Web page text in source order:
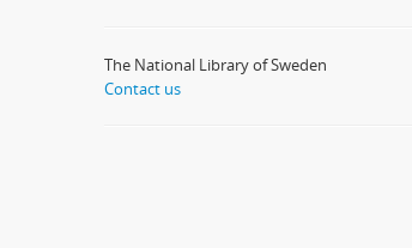
The National Library of Sweden
Contact us